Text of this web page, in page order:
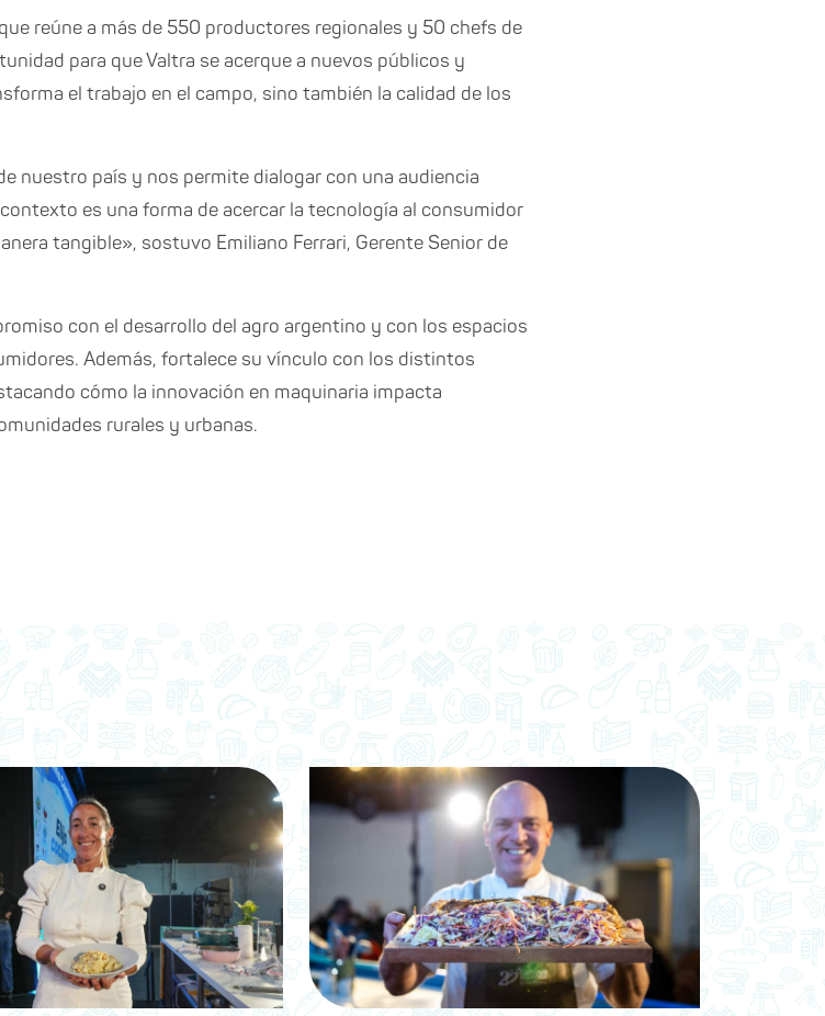
reúne a más de 550 productores regionales y 50 chefs de
para que Valtra se acerque a nuevos públicos y
el trabajo en el campo, sino también la calidad de los
nuestro país y nos permite dialogar con una audiencia
es una forma de acercar la tecnología al consumidor
tangible», sostuvo Emiliano Ferrari, Gerente Senior de
con el desarrollo del agro argentino y con los espacios
Además, fortalece su vínculo con los distintos
cómo la innovación en maquinaria impacta
rurales y urbanas.